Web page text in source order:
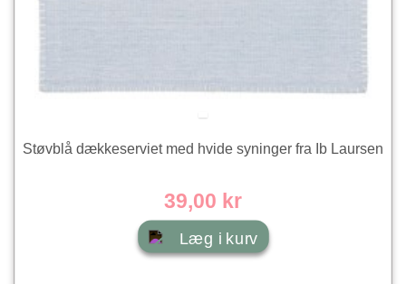
Støvblå dækkeserviet med hvide syninger fra Ib Laursen
39,00 kr
Læg i kurv